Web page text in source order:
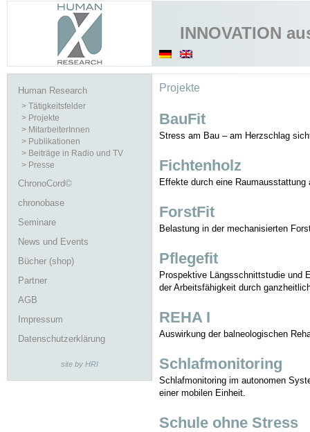
INNOVATION
Projekte
BauFit
Stress am Bau – am Herzschlag
Fichtenholz
Effekte durch eine
ForstFit
Belastung in der mechanisierten
Pflegefit
Prospektive Längsschnittstudie und
der Arbeitsfähigkeit durch
REHA I
Auswirkung der balneologischen
Schlafmonitoring
Schlafmonitoring im autonomen
einer mobilen Einheit.
Schule ohne Stress
Human Research
> Tätigkeitsfelder
> Projekte
> MitarbeiterInnen
> Publikationen
> Beiträge in Radio und TV
> Presse
ChronoCord©
chronobase
Seminare
News und Events
Bücher (shop)
Partner
AGB
Impressum
Datenschutzerklärung
site by HRI